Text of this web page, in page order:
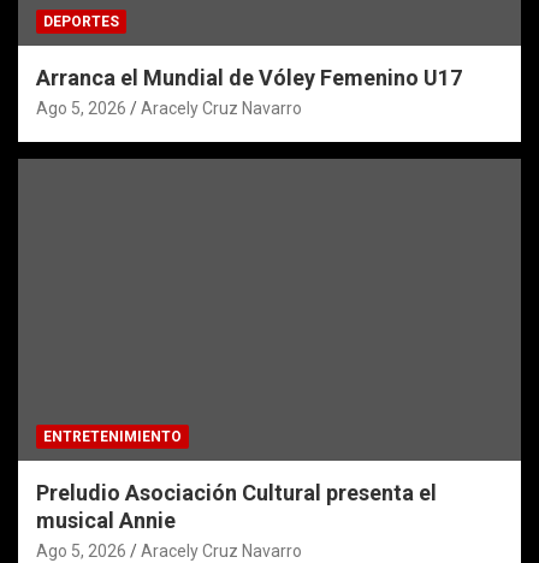
DEPORTES
Arranca el Mundial de Vóley Femenino U17
Ago 5, 2026 Aracely Cruz Navarro
ENTRETENIMIENTO
Preludio Asociación Cultural presenta el
musical Annie
Ago 5, 2026 Aracely Cruz Navarro